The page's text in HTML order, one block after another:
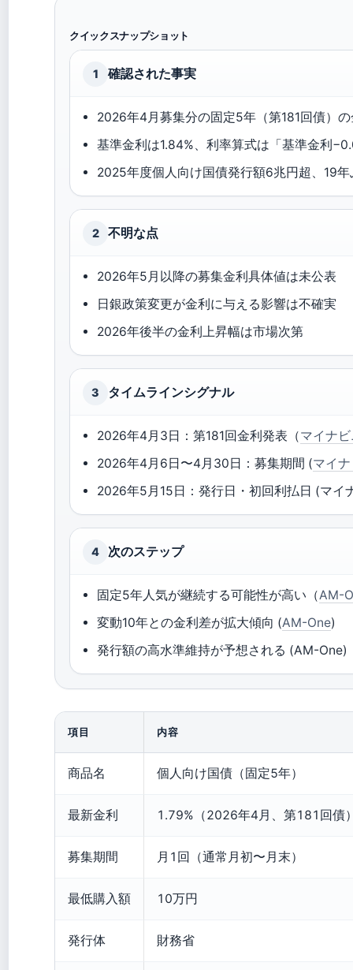
クイックスナップショット
1 確認された事実
2026年4月募集分の固定5年（第181回債）
基準金利は1.84%、利率算式は「基準金利
2025年度個人向け国債発行額6兆円超、19
2 不明な点
2026年5月以降の募集金利具体値は未公表
日銀政策変更が金利に与える影響は不確実
2026年後半の金利上昇幅は市場次第
3 タイムラインシグナル
2026年4月3日：第181回金利発表（マイナ
2026年4月6日〜4月30日：募集期間 (マイ
2026年5月15日：発行日・初回利払日 (マイ
4 次のステップ
固定5年人気が継続する可能性が高い（AM-
変動10年との金利差が拡大傾向 (AM-One)
発行額の高水準維持が予想される (AM-One)
項目 内容
商品名 個人向け国債（固定5年）
最新金利 1.79%（2026年4月、第181回債
募集期間 月1回（通常月初〜月末）
最低購入額 10万円
発行体 財務省